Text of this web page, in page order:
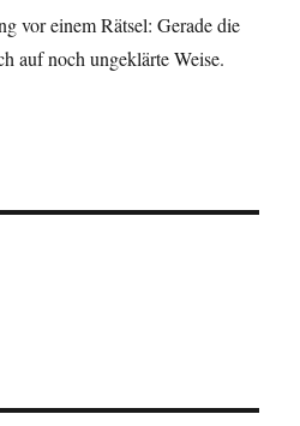
vor einem Rätsel: Gerade die
auf noch ungeklärte Weise.